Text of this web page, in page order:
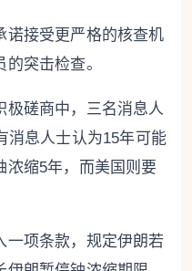
诺接受更严格的核查机
突击检查。
极磋商中，三名消息人
消息人士认为15年可能
浓缩5年，而美国则要
一项条款，规定伊朗若